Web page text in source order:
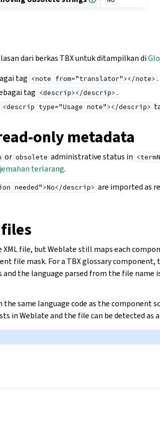
dari berkas TBX untuk ditampilkan di
tag <note from="translator"></note> .
tag <descrip></descrip> .
<descrip type="Usage note"></descrip>
only metadata
or obsolete administrative status in
terlarang.
needed">No</descrip> are imported as
file, but Weblate still maps each
file mask. For a TBX glossary
and the language parsed from the file name
same language code as the component
in Weblate and the file can be detected as